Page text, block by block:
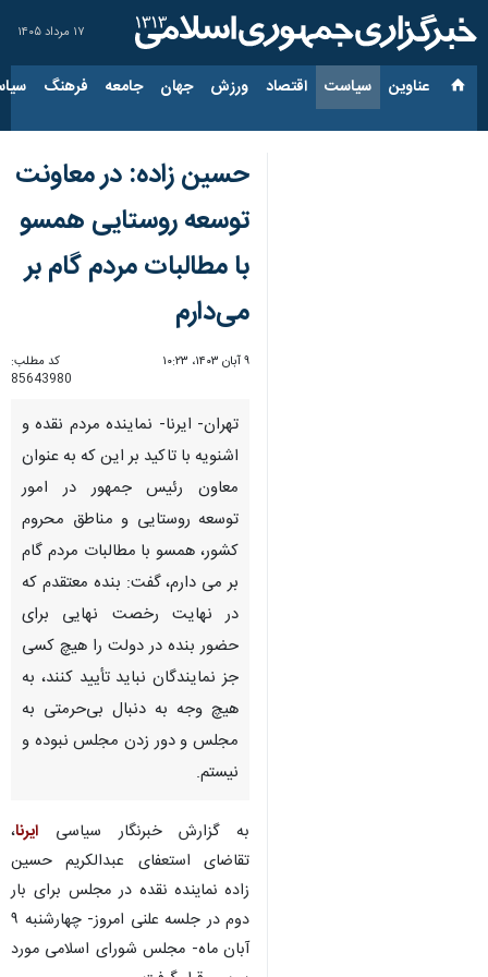
۱۷ مرداد ۱۴۰۵
عناوین‌ سیاست اقتصاد ورزش جهان جامعه فرهنگ
حسین زاده: در معاونت
توسعه روستایی همسو
با مطالبات مردم گام بر
می‌دارم
۹ آبان ۱۴۰۳، ۱۰:۲۳
کد مطلب:
85643980
تهران- ایرنا- نماینده مردم نقده و
اشنویه با تاکید بر این که به عنوان
معاون رئیس جمهور در امور
توسعه روستایی و مناطق محروم
کشور، همسو با مطالبات مردم گام
بر می دارم، گفت: بنده معتقدم که
در نهایت رخصت نهایی برای
حضور بنده در دولت را هیچ کسی
جز نمایندگان نباید تأیید کنند، به
هیچ وجه به دنبال بی‌حرمتی به
مجلس و دور زدن مجلس نبوده و
نیستم‌.
به گزارش خبرنگار سیاسی ایرنا،
تقاضای استعفای عبدالکریم حسین
زاده نماینده نقده در مجلس برای بار
دوم در جلسه علنی امروز- چهارشنبه ۹
آبان ماه- مجلس شورای اسلامی مورد